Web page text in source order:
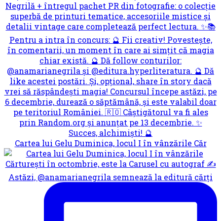
Cartea lui Gelu Duminica, locul I în vânzările Căr
Astăzi, @anamarianegrila semnează la editură cărți